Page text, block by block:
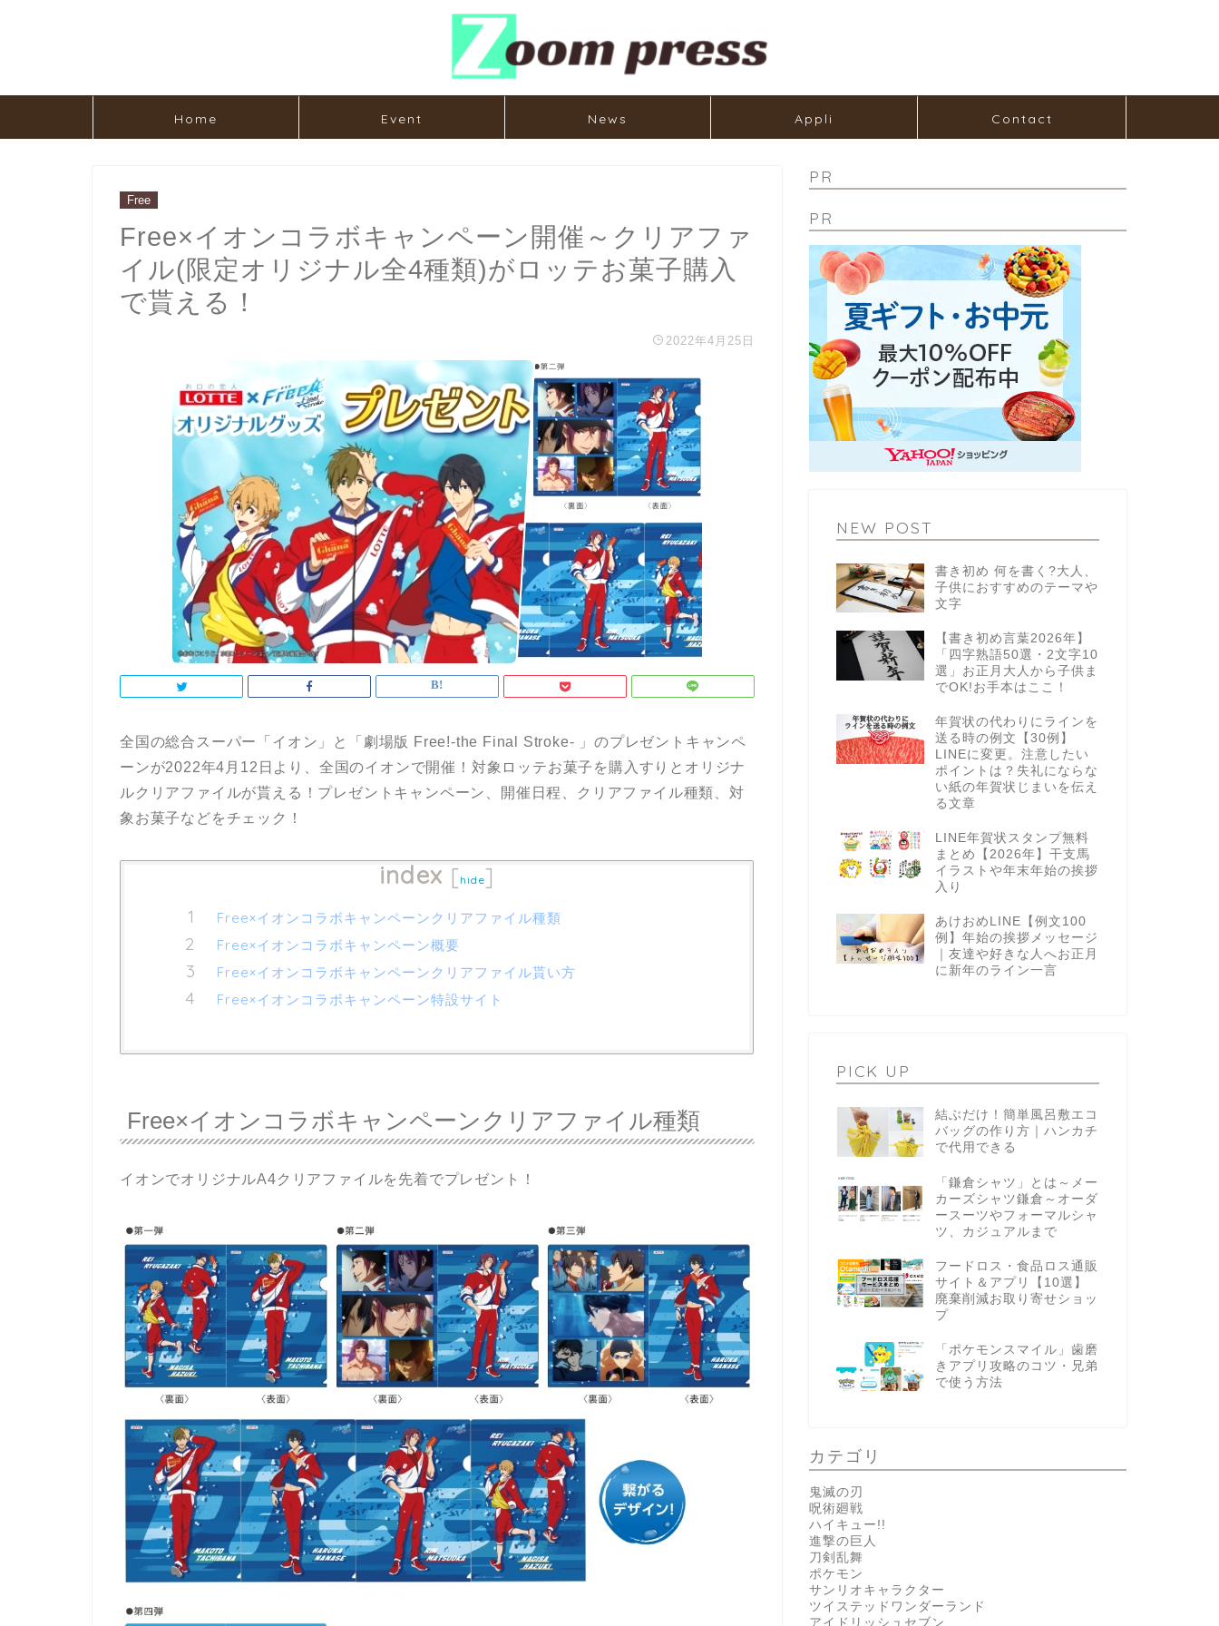
Home Event News Appli Contact
Free
Free×イオンコラボキャンペーン開催～クリアファ
イル(限定オリジナル全4種類)がロッテお菓子購入
で貰える！
2022年4月25日
全国の総合スーパー「イオン」と「劇場版 Free!-the Final Stroke- 」のプレゼントキャンペ
ーンが2022年4月12日より、全国のイオンで開催！対象ロッテお菓子を購入すりとオリジナ
ルクリアファイルが貰える！プレゼントキャンペーン、開催日程、クリアファイル種類、対
象お菓子などをチェック！
index [ hide]
Free×イオンコラボキャンペーンクリアファイル種類
Free×イオンコラボキャンペーン概要
Free×イオンコラボキャンペーンクリアファイル貰い方
Free×イオンコラボキャンペーン特設サイト
Free×イオンコラボキャンペーンクリアファイル種類
イオンでオリジナルA4クリアファイルを先着でプレゼント！
PR
PR
NEW POST
書き初め 何を書く?大人、
子供におすすめのテーマや
文字
【書き初め言葉2026年】
「四字熟語50選・2文字10
選」お正月大人から子供ま
でOK!お手本はここ！
年賀状の代わりにラインを
送る時の例文【30例】
LINEに変更。注意したい
ポイントは？失礼にならな
い紙の年賀状じまいを伝え
る文章
LINE年賀状スタンプ無料
まとめ【2026年】干支馬
イラストや年末年始の挨拶
入り
あけおめLINE【例文100
例】年始の挨拶メッセージ
｜友達や好きな人へお正月
に新年のライン一言
PICK UP
結ぶだけ！簡単風呂敷エコ
バッグの作り方｜ハンカチ
で代用できる
「鎌倉シャツ」とは～メー
カーズシャツ鎌倉～オーダ
ースーツやフォーマルシャ
ツ、カジュアルまで
フードロス・食品ロス通販
サイト＆アプリ【10選】
廃棄削減お取り寄せショッ
プ
「ポケモンスマイル」歯磨
きアプリ攻略のコツ・兄弟
で使う方法
カテゴリ
鬼滅の刃
呪術廻戦
ハイキュー!!
進撃の巨人
刀剣乱舞
ポケモン
サンリオキャラクター
ツイステッドワンダーランド
アイドリッシュセブン